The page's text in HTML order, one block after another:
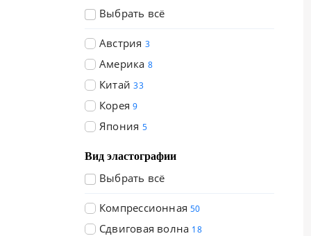
Выбрать всё
Австрия 3
Америка 8
Китай 33
Корея 9
Япония 5
Вид эластографии
Выбрать всё
Компрессионная 50
Сдвиговая волна 18